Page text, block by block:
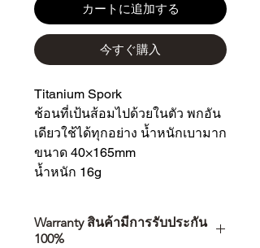
カートに追加する
今すぐ購入
Titanium Spork
ช้อนที่เป้นส้อมไปด้วยในตัว พกอัน
เดียวใช้ได้ทุกอย่าง น้ำหนักเบามาก
ขนาด 40×165mm
น้ำหนัก 16g
Warranty สินค้ามีการรับประกัน
100%